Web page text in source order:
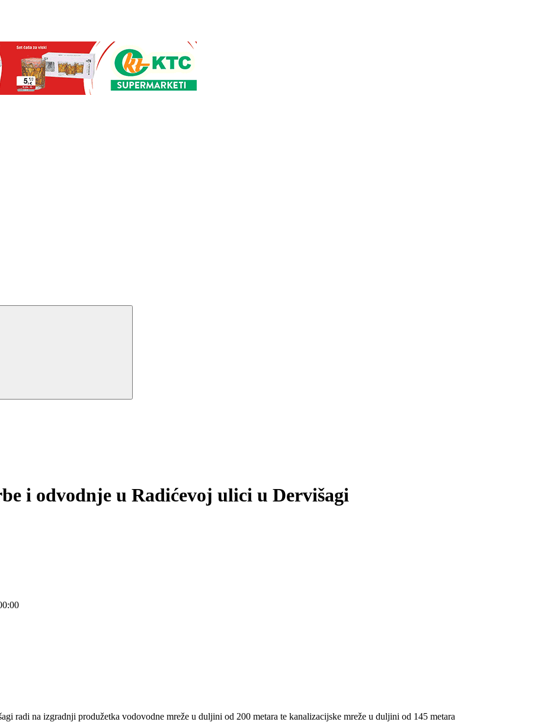
i odvodnje u Radićevoj ulici u Dervišagi
radi na izgradnji produžetka vodovodne mreže u duljini od 200 metara te kanalizacijske mreže u duljini od 145 metara